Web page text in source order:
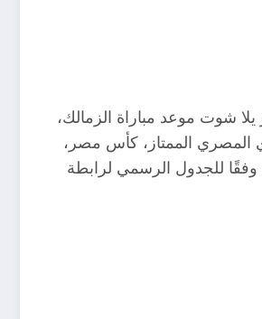
شوت موعد مباراة الزمالك،
المصري الممتاز، كأس مصر،
وفقًا للجدول الرسمي لرابطة